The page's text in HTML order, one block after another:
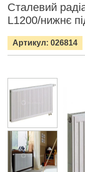
Сталевий
L1200/нижнє
Артикул: 026814